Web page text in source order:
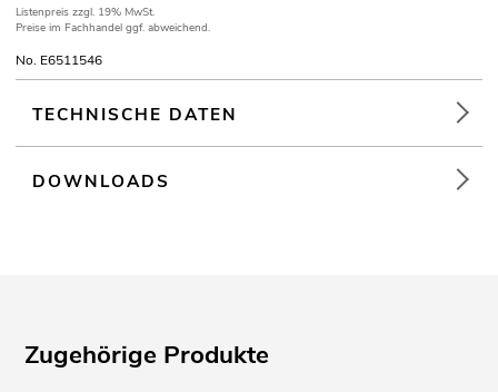
Listenpreis zzgl. 19% MwSt.
Preise im Fachhandel ggf. abweichend.
No. E6511546
TECHNISCHE DATEN
DOWNLOADS
Zugehörige Produkte